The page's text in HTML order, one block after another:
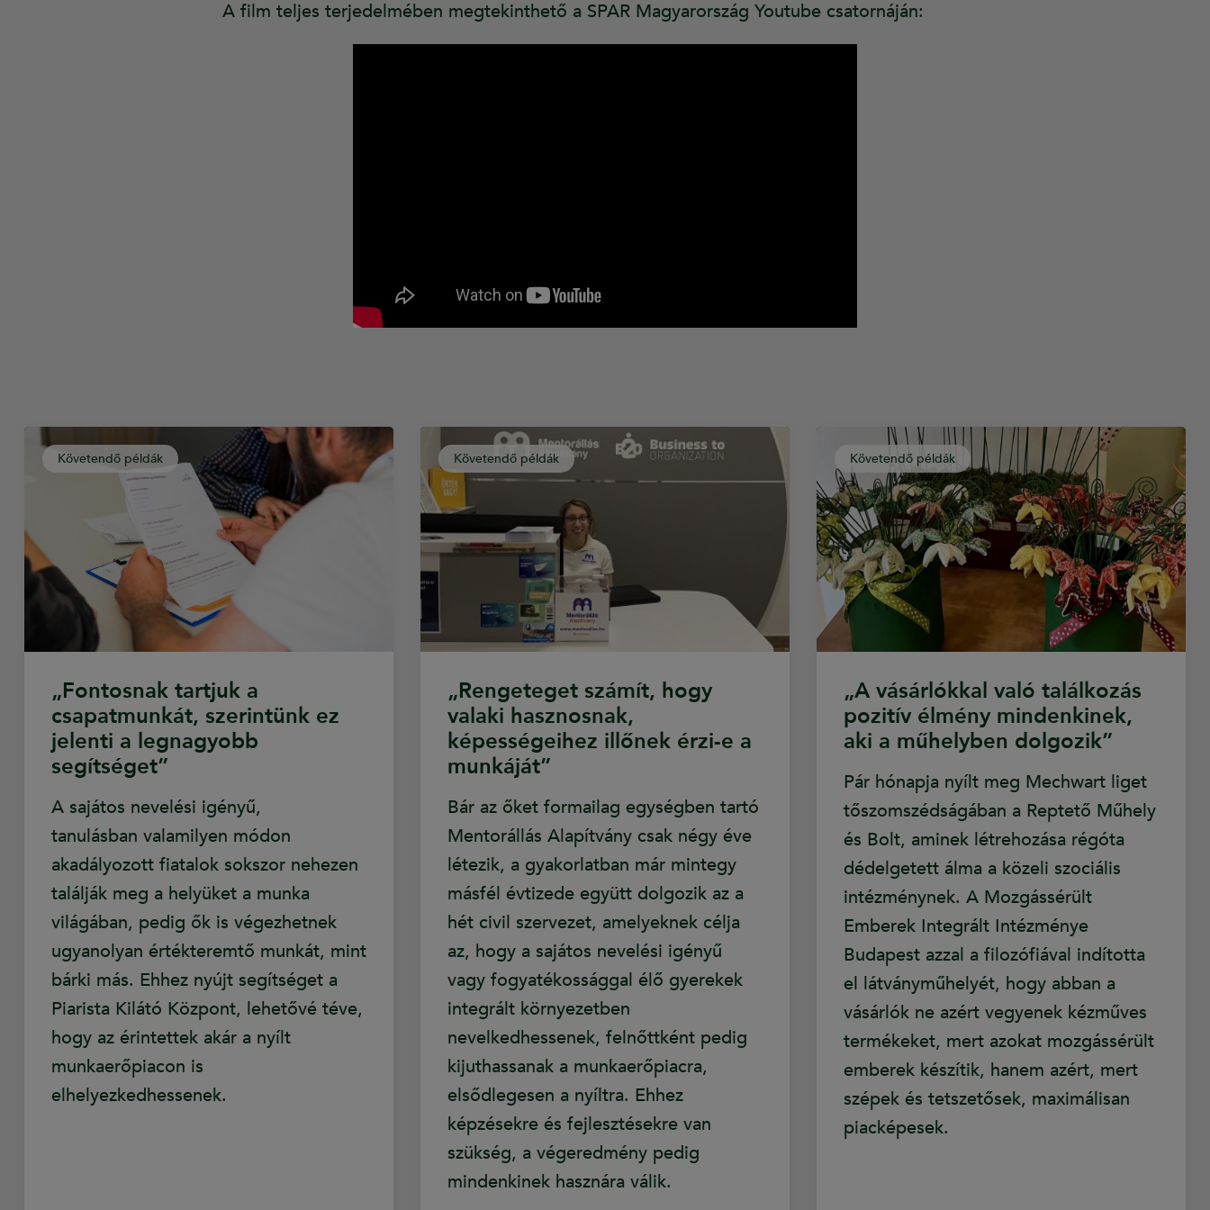
A film teljes terjedelmében megtekinthető a SPAR Magyarország Youtube csatornáján:
Követendő példák
„Fontosnak tartjuk a
csapatmunkát, szerintünk ez
jelenti a legnagyobb
segítséget”
A sajátos nevelési igényű,
tanulásban valamilyen módon
akadályozott fiatalok sokszor nehezen
találják meg a helyüket a munka
világában, pedig ők is végezhetnek
ugyanolyan értékteremtő munkát, mint
bárki más. Ehhez nyújt segítséget a
Piarista Kilátó Központ, lehetővé téve,
hogy az érintettek akár a nyílt
munkaerőpiacon is
elhelyezkedhessenek.
Követendő példák
„Rengeteget számít, hogy
valaki hasznosnak,
képességeihez illőnek érzi-e a
munkáját”
Bár az őket formailag egységben tartó
Mentorállás Alapítvány csak négy éve
létezik, a gyakorlatban már mintegy
másfél évtizede együtt dolgozik az a
hét civil szervezet, amelyeknek célja
az, hogy a sajátos nevelési igényű
vagy fogyatékossággal élő gyerekek
integrált környezetben
nevelkedhessenek, felnőttként pedig
kijuthassanak a munkaerőpiacra,
elsődlegesen a nyíltra. Ehhez
képzésekre és fejlesztésekre van
szükség, a végeredmény pedig
mindenkinek hasznára válik.
Követendő példák
„A vásárlókkal való találkozás
pozitív élmény mindenkinek,
aki a műhelyben dolgozik”
Pár hónapja nyílt meg Mechwart liget
tőszomszédságában a Reptető Műhely
és Bolt, aminek létrehozása régóta
dédelgetett álma a közeli szociális
intézménynek. A Mozgássérült
Emberek Integrált Intézménye
Budapest azzal a filozófiával indította
el látványműhelyét, hogy abban a
vásárlók ne azért vegyenek kézműves
termékeket, mert azokat mozgássérült
emberek készítik, hanem azért, mert
szépek és tetszetősek, maximálisan
piacképesek.